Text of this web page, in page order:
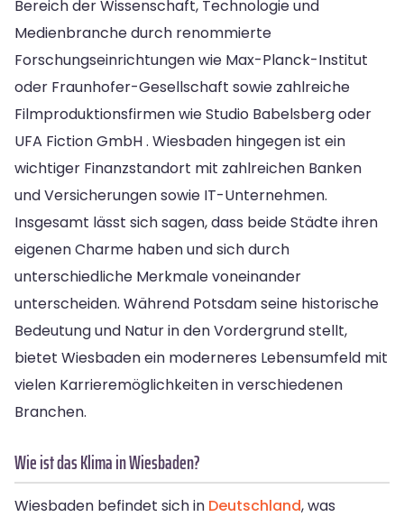
Bereich der Wissenschaft, Technologie und
Medienbranche durch renommierte
Forschungseinrichtungen wie Max-Planck-Institut
oder Fraunhofer-Gesellschaft sowie zahlreiche
Filmproduktionsfirmen wie Studio Babelsberg oder
UFA Fiction GmbH . Wiesbaden hingegen ist ein
wichtiger Finanzstandort mit zahlreichen Banken
und Versicherungen sowie IT-Unternehmen.
Insgesamt lässt sich sagen, dass beide Städte ihren
eigenen Charme haben und sich durch
unterschiedliche Merkmale voneinander
unterscheiden. Während Potsdam seine historische
Bedeutung und Natur in den Vordergrund stellt,
bietet Wiesbaden ein moderneres Lebensumfeld mit
vielen Karrieremöglichkeiten in verschiedenen
Branchen.
Wie ist das Klima in Wiesbaden?
Wiesbaden befindet sich in Deutschland, was